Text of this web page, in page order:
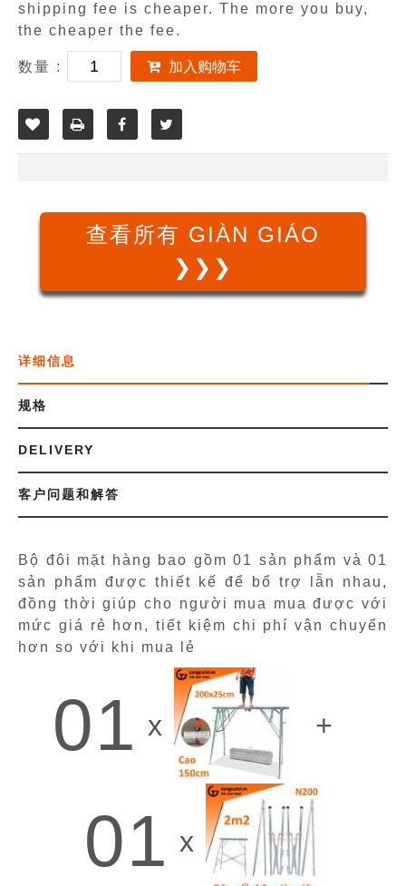
shipping fee is cheaper. The more you buy,
the cheaper the fee.
数量 : 加入购物车
查看所有 GIÀN GIÁO
❯❯❯
详细信息
规格
DELIVERY
客户问题和解答
Bộ đôi mặt hàng bao gồm 01 sản phẩm và 01
sản phẩm được thiết kế để bổ trợ lẫn nhau,
đồng thời giúp cho người mua mua được với
mức giá rẻ hơn, tiết kiệm chi phí vận chuyển
hơn so với khi mua lẻ
01 x +
01 x